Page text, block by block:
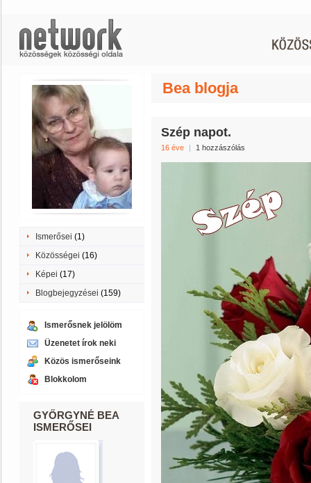
Ismerősei (1)
Közösségei (16)
Képei (17)
Blogbejegyzései (159)
Ismerősnek jelölöm
Üzenetet írok neki
Közös ismerőseink
Blokkolom
GYŐRGYNÉ BEA
ISMERŐSEI
Bea blogja
Szép napot.
16 éve | 1 hozzászólás